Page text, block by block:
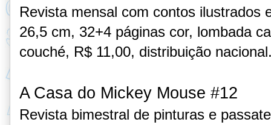
Revista mensal com contos ilustrados
26,5 cm, 32+4 páginas cor, lombada
couché, R$ 11,00, distribuição
A Casa do Mickey Mouse #12
Revista bimestral de pinturas e